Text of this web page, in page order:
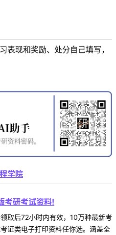
表现和奖励、处分自己填写，
学院
考研考试资料!
取后72小时内有效，10万种最新考
证类电子打印资料任你选。涵盖全